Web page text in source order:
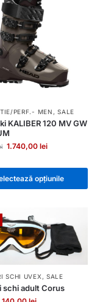
PERF.- MEN ,SALE
KALIBER 120 MV GW
1.740,00 lei
opțiunile
SCHI UVEX,SALE
schi adult Corus